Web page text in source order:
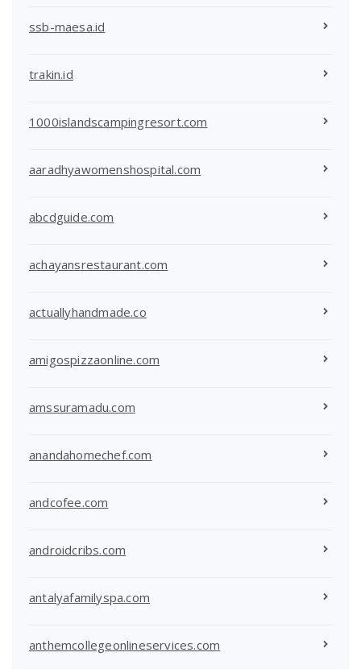
ssb-maesa.id
trakin.id
1000islandscampingresort.com
aaradhyawomenshospital.com
abcdguide.com
achayansrestaurant.com
actuallyhandmade.co
amigospizzaonline.com
amssuramadu.com
anandahomechef.com
andcofee.com
androidcribs.com
antalyafamilyspa.com
anthemcollegeonlineservices.com